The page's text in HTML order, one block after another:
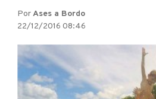
PorAses a Bordo
22/12/2016 08:46